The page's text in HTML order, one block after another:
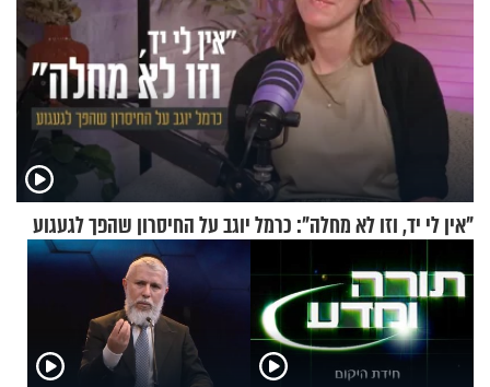
"אין לי יד, וזו לא מחלה": כרמל יוגב על החיסרון שהפך לגעגוע